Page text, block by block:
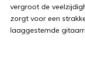
vergroot de
zorgt voor een
laaggestemde